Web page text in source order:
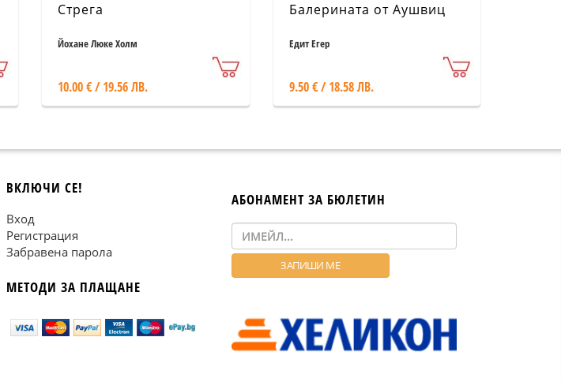
Стрега
Йохане Люке Холм
10.00 € / 19.56 ЛВ.
Балерината от Аушвиц
Едит Егер
9.50 € / 18.58 ЛВ.
ВКЛЮЧИ СЕ!
Вход
Регистрация
Забравена парола
МЕТОДИ ЗА ПЛАЩАНЕ
АБОНАМЕНТ ЗА БЮЛЕТИН